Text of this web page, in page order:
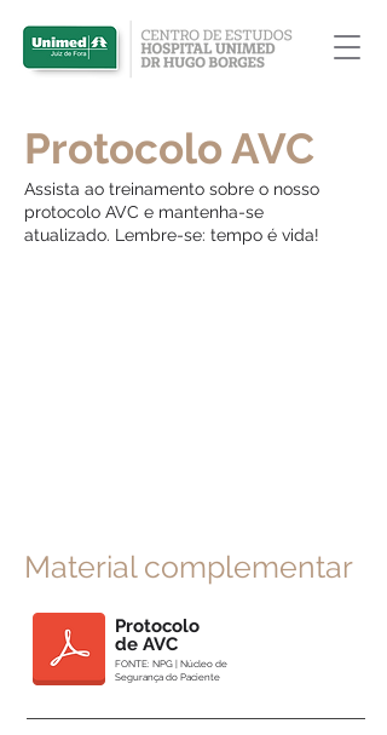
Protocolo AVC
Assista ao treinamento sobre o nosso
protocolo AVC e mantenha-se
atualizado. Lembre-se: tempo é vida!
Material complementar
Protocolo
de AVC
FONTE: NPG | Núcleo de
Segurança do Paciente